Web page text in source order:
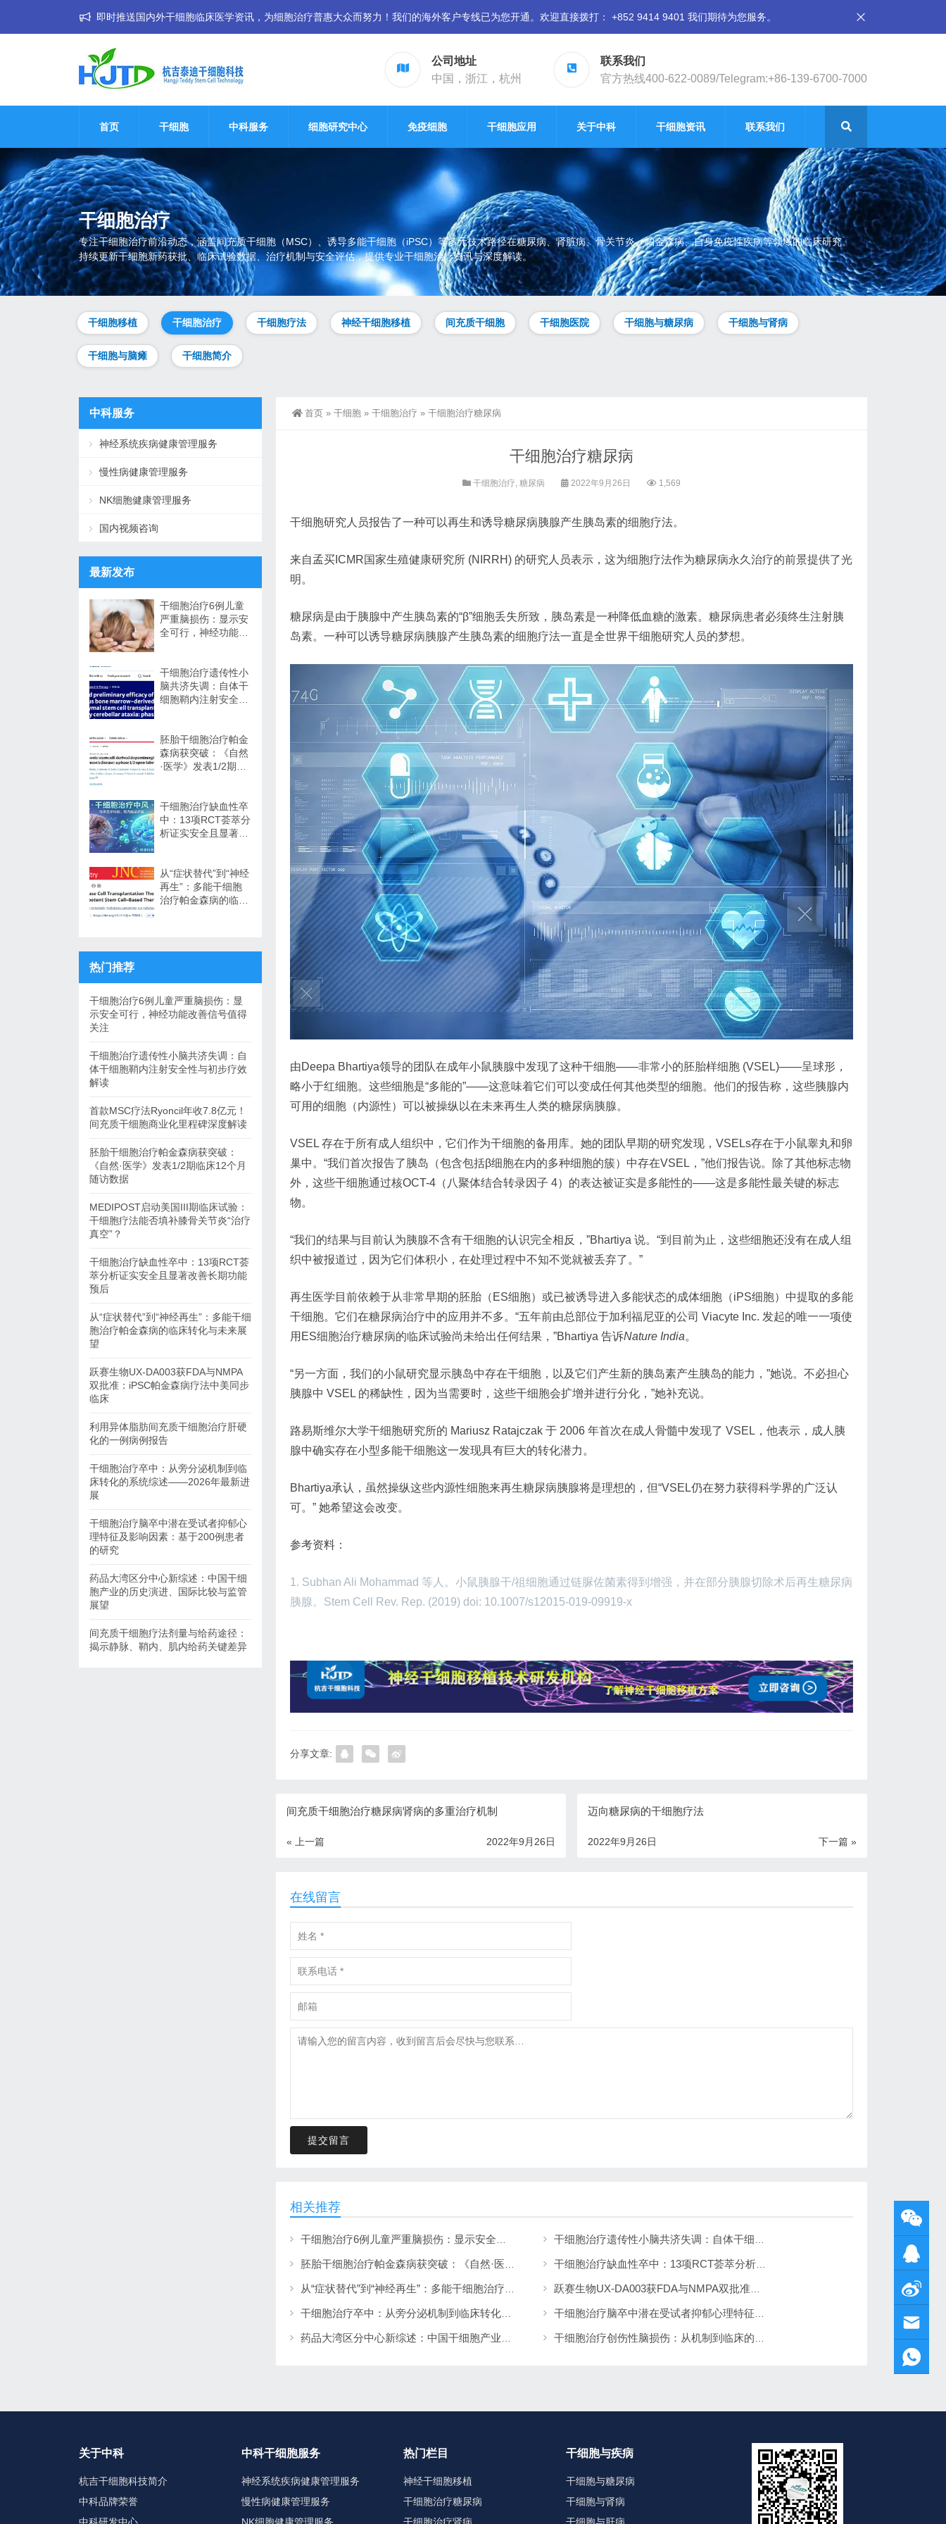
即时推送国内外干细胞临床医学资讯，为细胞治疗普惠大众而努力！我们的海外客户专线已为您开通。欢迎直接拨打： +852 9414 9401 我们期待为您服务。
公司地址
中国，浙江，杭州
联系我们
官方热线400-622-0089/Telegram:+86-139-6700-7000
首页 干细胞 中科服务 细胞研究中心 免疫细胞 干细胞应用 关于中科 干细胞资讯 联系我们
干细胞治疗
专注干细胞治疗前沿动态，涵盖间充质干细胞（MSC）、诱导多能干细胞（iPSC）等多元技术路径在糖尿病、肾脏病、骨关节炎、帕金森病、自身免疫性疾病等领域的临床研究。
持续更新干细胞新药获批、临床试验数据、治疗机制与安全评估，提供专业干细胞治疗资讯与深度解读。
干细胞移植 干细胞治疗 干细胞疗法 神经干细胞移植 间充质干细胞 干细胞医院 干细胞与糖尿病 干细胞与肾病
干细胞与脑瘫 干细胞简介
首页 » 干细胞 » 干细胞治疗 » 干细胞治疗糖尿病
干细胞治疗糖尿病
干细胞治疗, 糖尿病 2022年9月26日 1,569
干细胞研究人员报告了一种可以再生和诱导糖尿病胰腺产生胰岛素的细胞疗法。
来自孟买ICMR国家生殖健康研究所 (NIRRH) 的研究人员表示，这为细胞疗法作为糖尿病永久治疗的前景提供了光
明。
糖尿病是由于胰腺中产生胰岛素的“β”细胞丢失所致，胰岛素是一种降低血糖的激素。糖尿病患者必须终生注射胰
岛素。一种可以诱导糖尿病胰腺产生胰岛素的细胞疗法一直是全世界干细胞研究人员的梦想。
由Deepa Bhartiya领导的团队在成年小鼠胰腺中发现了这种干细胞——非常小的胚胎样细胞 (VSEL)——呈球形，
略小于红细胞。这些细胞是“多能的”——这意味着它们可以变成任何其他类型的细胞。他们的报告称，这些胰腺内
可用的细胞（内源性）可以被操纵以在未来再生人类的糖尿病胰腺。
VSEL​​ 存在于所有成人组织中，它们作为干细胞的备用库。她的团队早期的研究发现，VSELs存在于小鼠睾丸和卵
巢中。“我们首次报告了胰岛（包含包括β细胞在内的多种细胞的簇）中存在VSEL，”他们报告说。除了其他标志物
外，这些干细胞通过核OCT-4（八聚体结合转录因子 4）的表达被证实是多能性的——这是多能性最关键的标志
物。
“我们的结果与目前认为胰腺不含有干细胞的认识完全相反，”Bhartiya 说。“到目前为止，这些细胞还没有在成人组
织中被报道过，因为它们体积小，在处理过程中不知不觉就被丢弃了。”
再生医学目前依赖于从非常早期的胚胎（ES细胞）或已被诱导进入多能状态的成体细胞（iPS细胞）中提取的多能
干细胞。它们在糖尿病治疗中的应用并不多。“五年前由总部位于加利福尼亚的公司 Viacyte Inc. 发起的唯一一项使
用ES细胞治疗糖尿病的临床试验尚未给出任何结果，”Bhartiya 告诉Nature India。
“另一方面，我们的小鼠研究显示胰岛中存在干细胞，以及它们产生新的胰岛素产生胰岛的能力，”她说。不必担心
胰腺中 VSEL 的稀缺性，因为当需要时，这些干细胞会扩增并进行分化，”她补充说。
路易斯维尔大学干细胞研究所的 Mariusz Ratajczak 于 2006 年首次在成人骨髓中发现了 VSEL，他表示，成人胰
腺中确实存在小型多能干细胞这一发现具有巨大的转化潜力。
Bhartiya承认，虽然操纵这些内源性细胞来再生糖尿病胰腺将是理想的，但“VSEL仍在努力获得科学界的广泛认
可。” 她希望这会改变。
参考资料：
1. Subhan Ali Mohammad 等人。小鼠胰腺干/祖细胞通过链脲佐菌素得到增强，并在部分胰腺切除术后再生糖尿病
胰腺。Stem Cell Rev. Rep. (2019) doi: 10.1007/s12015-019-09919-x
分享文章:
间充质干细胞治疗糖尿病肾病的多重治疗机制
« 上一篇 2022年9月26日
迈向糖尿病的干细胞疗法
下一篇 »
2022年9月26日
在线留言
提交留言
相关推荐
干细胞治疗6例儿童严重脑损伤：显示安全可行，神经功能改善信号值得关注 干细胞治疗遗传性小脑共济失调：自体干细胞鞘内注射安全性与初步疗效解读
胚胎干细胞治疗帕金森病获突破：《自然·医学》发表1/2期临床12个月随访数据 干细胞治疗缺血性卒中：13项RCT荟萃分析证实安全且显著改善长期功能预后
从“症状替代”到“神经再生”：多能干细胞治疗帕金森病的临床转化与未来展望 跃赛生物UX-DA003获FDA与NMPA双批准：iPSC帕金森病疗法中美同步临床
干细胞治疗卒中：从旁分泌机制到临床转化的系统综述——2026年最新进展 干细胞治疗脑卒中潜在受试者抑郁心理特征及影响因素：基于200例患者的研究
药品大湾区分中心新综述：中国干细胞产业的历史演进、国际比较与监管展望 干细胞治疗创伤性脑损伤：从机制到临床的转化框架——2026年系统综述
中科服务
神经系统疾病健康管理服务
慢性病健康管理服务
NK细胞健康管理服务
国内视频咨询
最新发布
干细胞治疗6例儿童
严重脑损伤：显示安
全可行，神经功能改
干细胞治疗遗传性小
脑共济失调：自体干
细胞鞘内注射安全性
胚胎干细胞治疗帕金
森病获突破：《自然
·医学》发表1/2期临
干细胞治疗缺血性卒
中：13项RCT荟萃分
析证实安全且显著改
从“症状替代”到“神经
再生”：多能干细胞
治疗帕金森病的临床
热门推荐
干细胞治疗6例儿童严重脑损伤：显
示安全可行，神经功能改善信号值得
关注
干细胞治疗遗传性小脑共济失调：自
体干细胞鞘内注射安全性与初步疗效
解读
首款MSC疗法Ryoncil年收7.8亿元！
间充质干细胞商业化里程碑深度解读
胚胎干细胞治疗帕金森病获突破：
《自然·医学》发表1/2期临床12个月
随访数据
MEDIPOST启动美国III期临床试验：
干细胞疗法能否填补膝骨关节炎“治疗
真空”？
干细胞治疗缺血性卒中：13项RCT荟
萃分析证实安全且显著改善长期功能
预后
从“症状替代”到“神经再生”：多能干细
胞治疗帕金森病的临床转化与未来展
望
跃赛生物UX-DA003获FDA与NMPA
双批准：iPSC帕金森病疗法中美同步
临床
利用异体脂肪间充质干细胞治疗肝硬
化的一例病例报告
干细胞治疗卒中：从旁分泌机制到临
床转化的系统综述——2026年最新进
展
干细胞治疗脑卒中潜在受试者抑郁心
理特征及影响因素：基于200例患者
的研究
药品大湾区分中心新综述：中国干细
胞产业的历史演进、国际比较与监管
展望
间充质干细胞疗法剂量与给药途径：
揭示静脉、鞘内、肌内给药关键差异
关于中科
杭吉干细胞科技简介
中科品牌荣誉
中科干细胞服务
神经系统疾病健康管理服务
慢性病健康管理服务
热门栏目
神经干细胞移植
干细胞治疗糖尿病
干细胞与疾病
干细胞与糖尿病
干细胞与肾病